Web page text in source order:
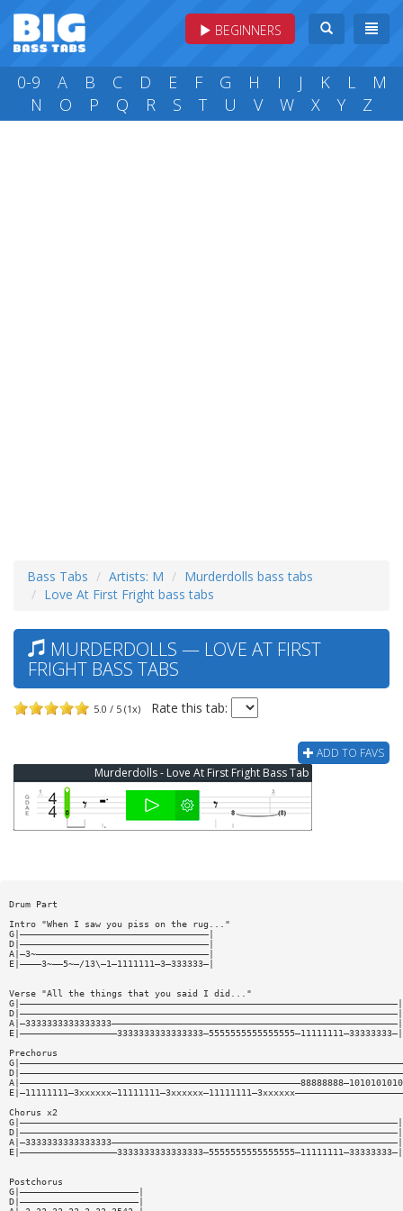
BEGINNERS
0-9 A B C D E F G H I J K L
M
N
O P Q R S T U V W X Y Z
Bass Tabs Artists: M
Murderdolls bass tabs
Love At First Fright bass tabs
MURDERDOLLS — LOVE AT FIRST
FRIGHT BASS TABS
5.0 / 5 (1x) Rate this tab:
ADD TO FAVS
Murderdolls - Love At First Fright Bass Tab
Drum Part
Intro "When I saw you piss on the rug..."
G|———————————————————————————————————|
D|———————————————————————————————————|
A|—3~————————————————————————————————|
E|————3~——5~—/13\—1—1111111—3—333333—|
Verse "All the things that you said I did..."
G|——————————————————————————————————————————————————————————————————————|
D|——————————————————————————————————————————————————————————————————————|
A|—3333333333333333—————————————————————————————————————————————————————|
E|——————————————————3333333333333333—5555555555555555—11111111—33333333—|
Prechorus
Chorus x2
G|——————————————————————————————————————————————————————————————————————|
D|——————————————————————————————————————————————————————————————————————|
A|—3333333333333333—————————————————————————————————————————————————————|
E|——————————————————3333333333333333—5555555555555555—11111111—33333333—|
Postchorus
G|——————————————————————|
D|——————————————————————|